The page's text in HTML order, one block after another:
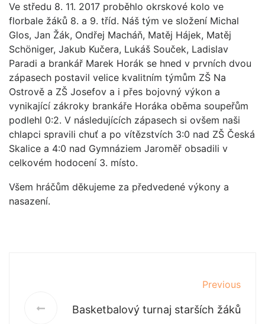
Ve středu 8. 11. 2017 proběhlo okrskové kolo ve
florbale žáků 8. a 9. tříd. Náš tým ve složení Michal
Glos, Jan Žák, Ondřej Macháň, Matěj Hájek, Matěj
Schöniger, Jakub Kučera, Lukáš Souček, Ladislav
Paradi a brankář Marek Horák se hned v prvních dvou
zápasech postavil velice kvalitním týmům ZŠ Na
Ostrově a ZŠ Josefov a i přes bojovný výkon a
vynikající zákroky brankáře Horáka oběma soupeřům
podlehl 0:2. V následujících zápasech si ovšem naši
chlapci spravili chuť a po vítězstvích 3:0 nad ZŠ Česká
Skalice a 4:0 nad Gymnáziem Jaroměř obsadili v
celkovém hodocení 3. místo.
Všem hráčům děkujeme za předvedené výkony a
nasazení.
Previous
Basketbalový turnaj starších žáků